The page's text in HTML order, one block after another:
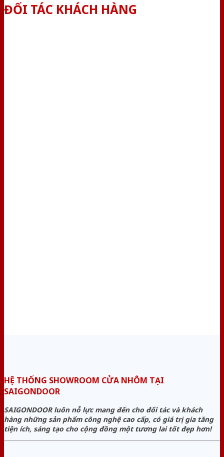
ĐỐI TÁC KHÁCH HÀNG
HỆ THỐNG SHOWROOM CỬA NHÔM TẠI
SAIGONDOOR
SAIGONDOOR luôn nỗ lực mang đến cho đối tác và khách
hàng những sản phẩm công nghệ cao cấp, có giá trị gia tăng
tiện ích, sáng tạo cho cộng đồng một tương lai tốt đẹp hơn!